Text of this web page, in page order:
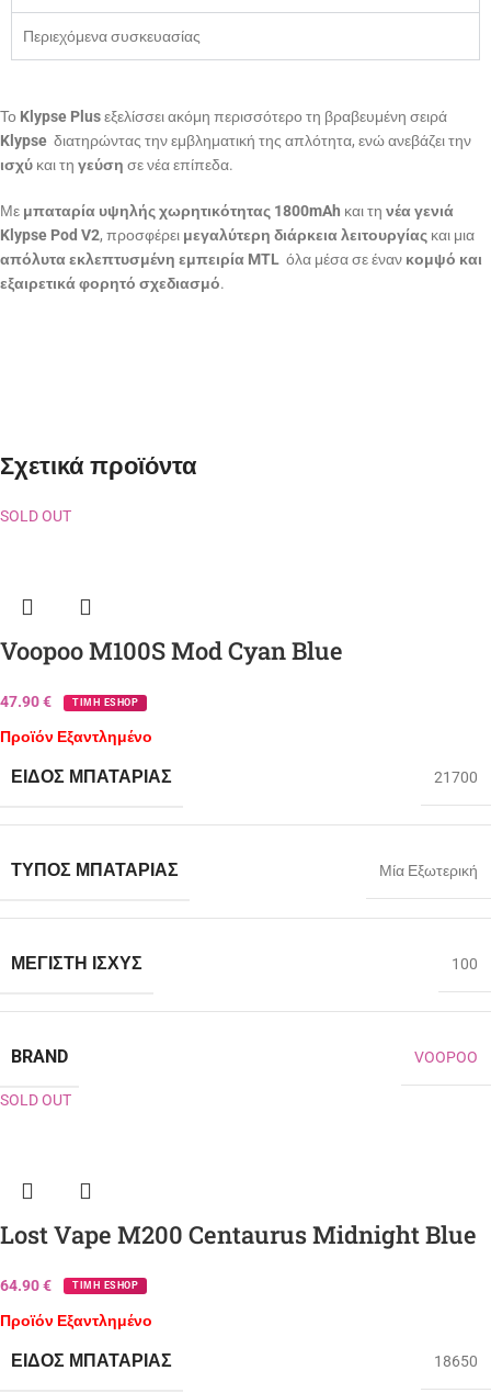
Περιεχόμενα συσκευασίας
Το Klypse Plusεξελίσσει ακόμη περισσότερο τη βραβευμένη σειρά
Klypse  διατηρώντας την εμβληματική της απλότητα, ενώ ανεβάζει την
ισχύ και τη γεύση σε νέα επίπεδα.
Με μπαταρία υψηλής χωρητικότητας 1800mAh και τη νέα γενιά
Klypse Pod V2, προσφέρει μεγαλύτερη διάρκεια λειτουργίας και μια
απόλυτα εκλεπτυσμένη εμπειρία MTL  όλα μέσα σε έναν κομψό και
εξαιρετικά φορητό σχεδιασμό.
Σχετικά προϊόντα
SOLD OUT
Voopoo M100S Mod Cyan Blue
47.90€ ΤΙΜΗ ESHOP
Προϊόν Εξαντλημένο
ΕΊΔΟΣ ΜΠΑΤΑΡΊΑΣ 21700
ΤΎΠΟΣ ΜΠΑΤΑΡΊΑΣ Μία Εξωτερική
ΜΈΓΙΣΤΗ ΙΣΧΎΣ 100
BRAND VOOPOO
SOLD OUT
Lost Vape M200 Centaurus Midnight Blue
64.90€ ΤΙΜΗ ESHOP
Προϊόν Εξαντλημένο
ΕΊΔΟΣ ΜΠΑΤΑΡΊΑΣ 18650